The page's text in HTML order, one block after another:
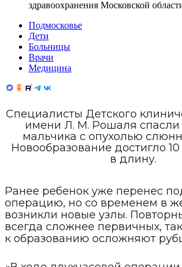
здравоохранения Московской
Подмосковье
Дети
Больницы
Врачи
Медицина
Специалисты Детского
имени Л. М. Рошаля спасли
мальчика с опухолью
Новообразование достигло
в длину.
Ранее ребенок уже перенес
операцию, но со временем в
возникли новые узлы.
всегда сложнее первичных,
к образованию осложняют